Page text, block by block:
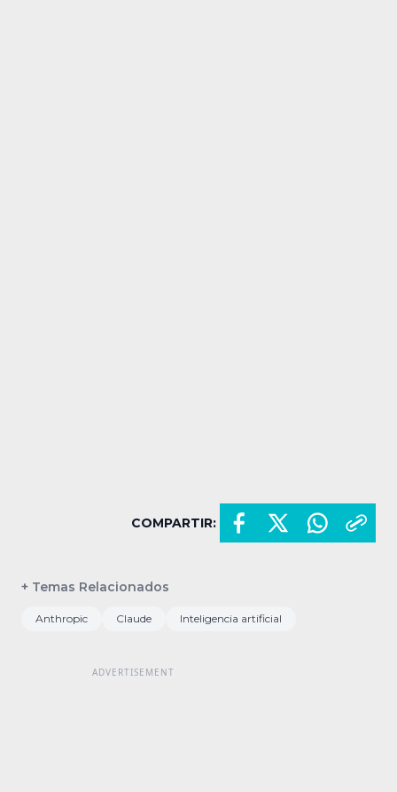
COMPARTIR:
+ Temas Relacionados
Anthropic Claude Inteligencia artificial